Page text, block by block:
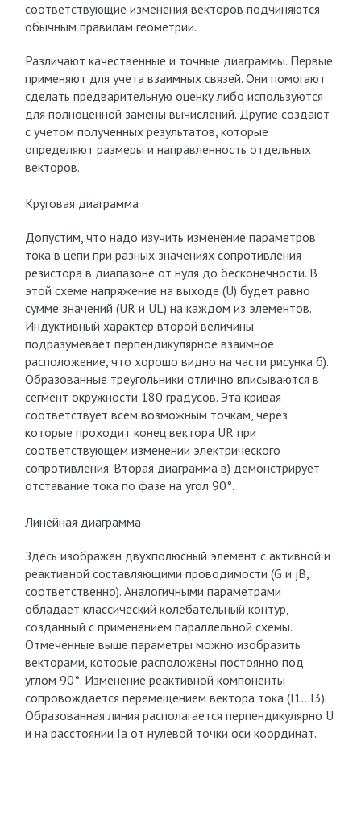
соответствующие изменения векторов подчиняются
обычным правилам геометрии.
Различают качественные и точные диаграммы. Первые
применяют для учета взаимных связей. Они помогают
сделать предварительную оценку либо используются
для полноценной замены вычислений. Другие создают
с учетом полученных результатов, которые
определяют размеры и направленность отдельных
векторов.
Круговая диаграмма
Допустим, что надо изучить изменение параметров
тока в цепи при разных значениях сопротивления
резистора в диапазоне от нуля до бесконечности. В
этой схеме напряжение на выходе (U) будет равно
сумме значений (UR и UL) на каждом из элементов.
Индуктивный характер второй величины
подразумевает перпендикулярное взаимное
расположение, что хорошо видно на части рисунка б).
Образованные треугольники отлично вписываются в
сегмент окружности 180 градусов. Эта кривая
соответствует всем возможным точкам, через
которые проходит конец вектора UR при
соответствующем изменении электрического
сопротивления. Вторая диаграмма в) демонстрирует
отставание тока по фазе на угол 90°.
Линейная диаграмма
Здесь изображен двухполюсный элемент с активной и
реактивной составляющими проводимости (G и jB,
соответственно). Аналогичными параметрами
обладает классический колебательный контур,
созданный с применением параллельной схемы.
Отмеченные выше параметры можно изобразить
векторами, которые расположены постоянно под
углом 90°. Изменение реактивной компоненты
сопровождается перемещением вектора тока (I1…I3).
Образованная линия располагается перпендикулярно U
и на расстоянии Ia от нулевой точки оси координат.